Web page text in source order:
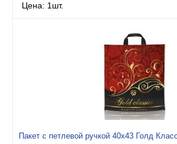
Цена: 1шт.
Пакет с петлевой ручкой 40x43 Голд